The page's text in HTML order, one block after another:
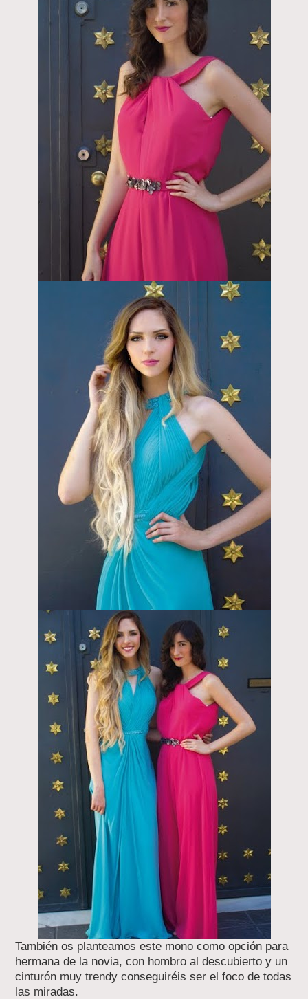
También os planteamos este mono como opción para
hermana de la novia, con hombro al descubierto y un
cinturón muy trendy conseguiréis ser el foco de todas
las miradas.